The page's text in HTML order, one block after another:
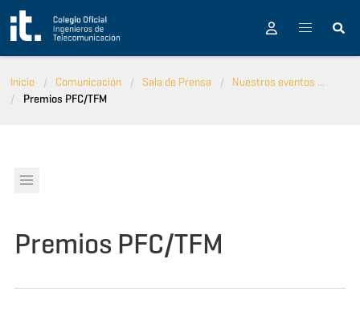
Pasar al contenido principal
Inicio Comunicación Sala de Prensa
Nuestros eventos ...
Premios PFC/TFM
Premios PFC/TFM